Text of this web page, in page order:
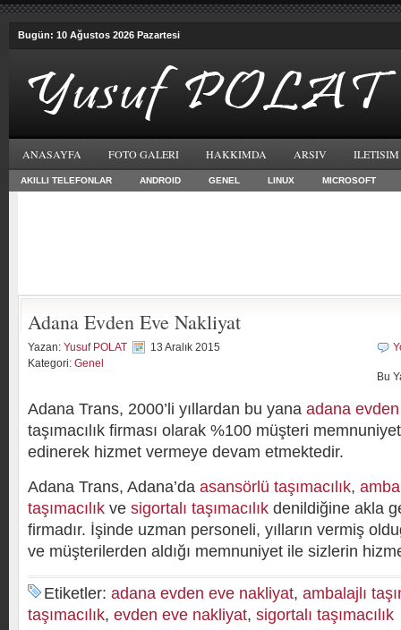
Bugün: 10 Ağustos 2026 Pazartesi
ANASAYFA FOTO GALERI HAKKIMDA ARSIV ILETISIM
AKILLI TELEFONLAR ANDROID GENEL LINUX MICROSOFT
Adana Evden Eve Nakliyat
Yazan: Yusuf POLAT
13 Aralık 2015
Kategori: Genel
Bu
Adana Trans, 2000’li yıllardan bu yana adana
taşımacılık firması olarak %100 müşteri
edinerek hizmet vermeye devam etmektedir.
Adana Trans, Adana’da asansörlü taşımacılık,
taşımacılık ve sigortalı taşımacılık denildiğine akla
firmadır. İşinde uzman personeli, yılların vermiş
ve müşterilerden aldığı memnuniyet ile sizlerin
Etiketler: adana evden eve nakliyat, ambalajlı
taşımacılık, evden eve nakliyat, sigortalı taşımacılık